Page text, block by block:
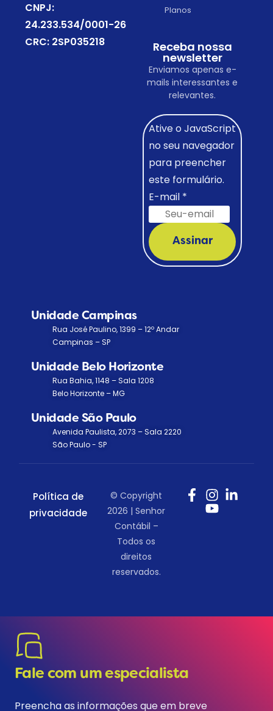
CNPJ:
24.233.534/0001-26
CRC: 2SP035218
Planos
Receba nossa
newsletter
Enviamos apenas e-
mails interessantes e
relevantes.
Ative o JavaScript
no seu navegador
para preencher
este formulário.
E-mail *
Assinar
Unidade Campinas
Rua José Paulino, 1399 – 12º Andar
Campinas – SP
Unidade Belo Horizonte
Rua Bahia, 1148 – Sala 1208
Belo Horizonte – MG
Unidade São Paulo
Avenida Paulista, 2073 – Sala 2220
São Paulo - SP
Política de
privacidade
© Copyright
2026 | Senhor
Contábil –
Todos os
direitos
reservados.
Fale com um especialista
Preencha as informações que em breve